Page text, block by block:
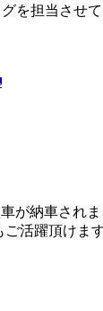
を担当させ
が納車され
ご活躍頂け